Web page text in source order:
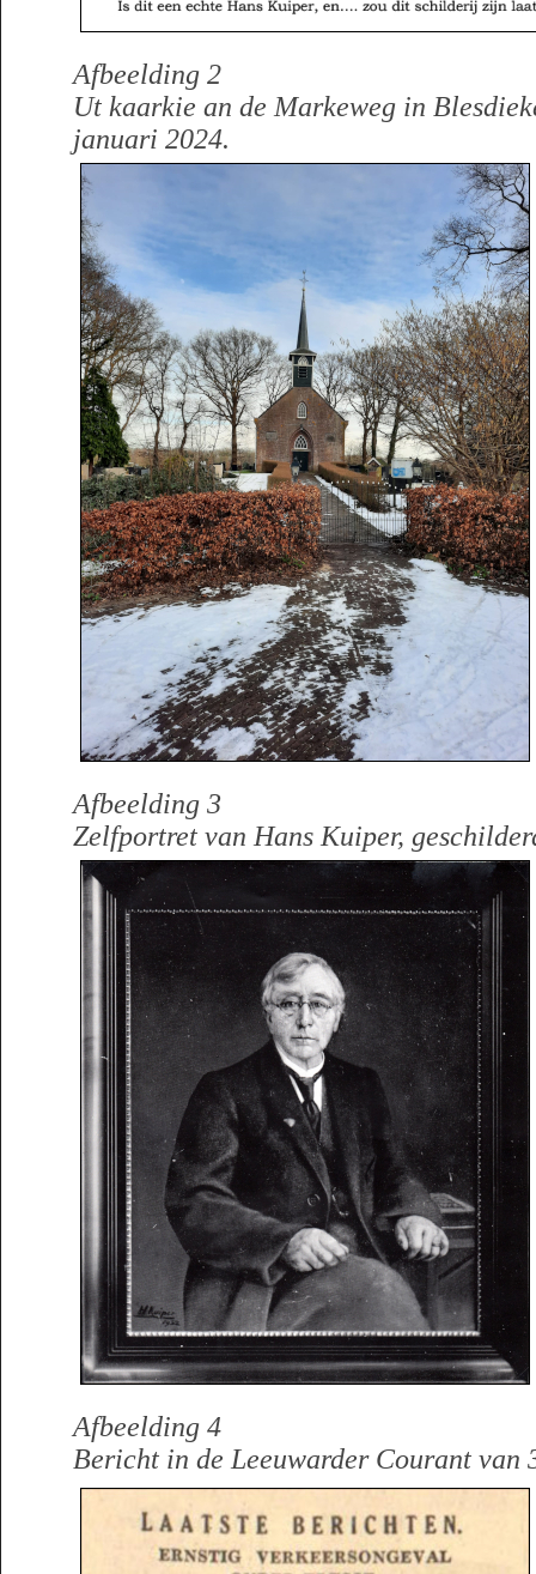
Afbeelding 2
Ut kaarkie an de Markeweg in
januari 2024.
Afbeelding 3
Zelfportret van Hans Kuiper,
Afbeelding 4
Bericht in de Leeuwarder Courant van